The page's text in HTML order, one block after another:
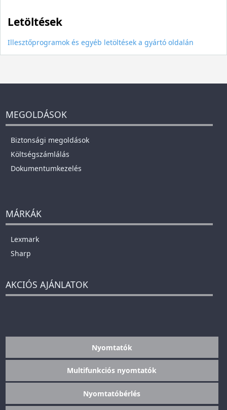
Letöltések
Illesztőprogramok és egyéb letöltések a gyártó oldalán
MEGOLDÁSOK
Biztonsági megoldások
Költségszámlálás
Dokumentumkezelés
MÁRKÁK
Lexmark
Sharp
AKCIÓS AJÁNLATOK
Nyomtatók
Multifunkciós nyomtatók
Nyomtatóbérlés